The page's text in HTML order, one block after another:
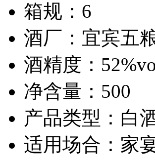
箱规： 6
酒厂： 宜宾五
酒精度：
净含量： 500
产品类型： 白
适用场合： 家